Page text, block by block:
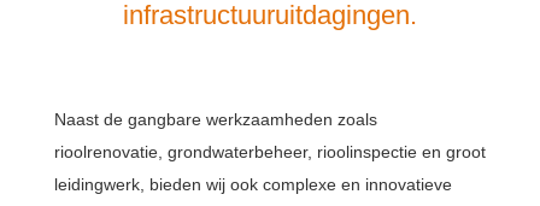
infrastructuuruitdagingen.
Naast de gangbare werkzaamheden zoals
rioolrenovatie, grondwaterbeheer, rioolinspectie en groot
leidingwerk, bieden wij ook complexe en innovatieve